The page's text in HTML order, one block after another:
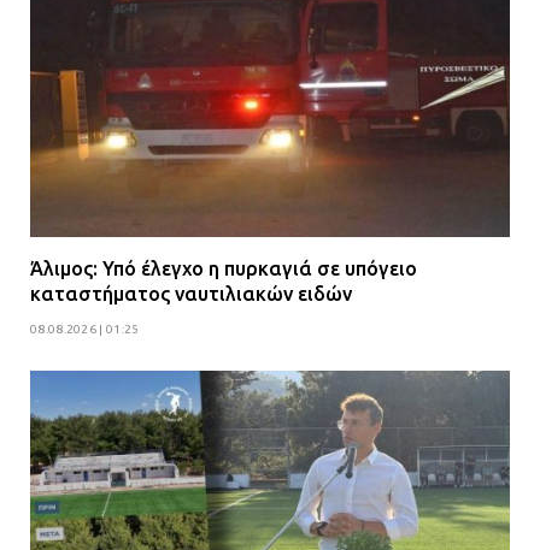
Άλιμος: Υπό έλεγχο η πυρκαγιά σε υπόγειο
καταστήματος ναυτιλιακών ειδών
08.08.2026 | 01:25